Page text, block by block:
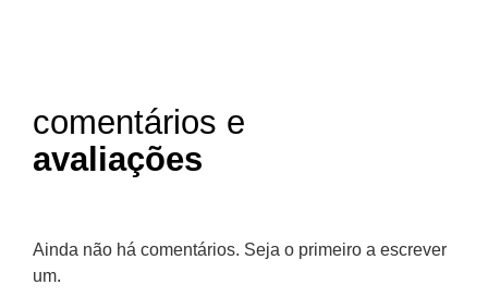
comentários e
avaliações
Ainda não há comentários. Seja o primeiro a escrever
um.